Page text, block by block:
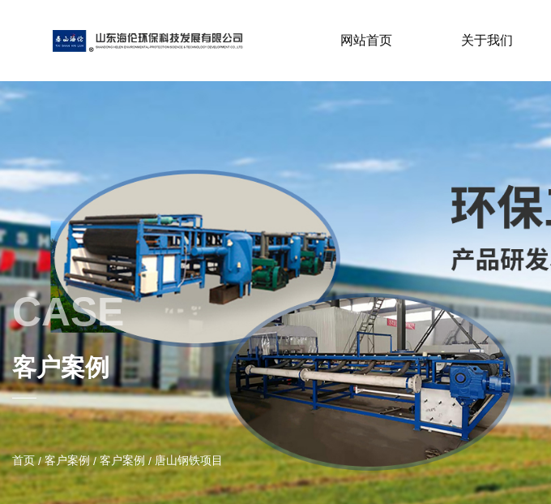
网站首页 关于我们
CASE
客户案例
首页/客户案例 / 客户案例 / 唐山钢铁项目